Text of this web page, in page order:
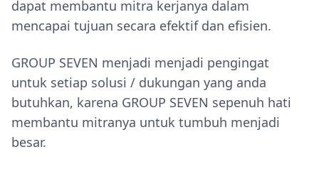
dapat membantu mitra kerjanya dalam
mencapai tujuan secara efektif dan efisien.
GROUP SEVEN menjadi menjadi pengingat
untuk setiap solusi / dukungan yang anda
butuhkan, karena GROUP SEVEN sepenuh hati
membantu mitranya untuk tumbuh menjadi
besar.